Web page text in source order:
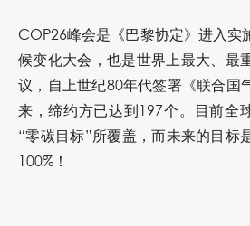
COP26峰会是《巴黎协定》进入实
候变化大会，也是世界上最大、最
议，自上世纪80年代签署《联合国
来，缔约方已达到197个。目前全
“零碳目标”所覆盖，而未来的目标
100%！